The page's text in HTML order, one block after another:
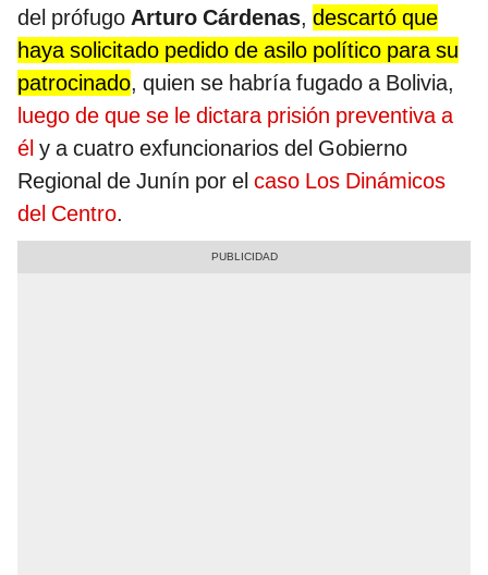
del prófugo Arturo Cárdenas, descartó que
haya solicitado pedido de asilo político para su
patrocinado, quien se habría fugado a Bolivia,
luego de que se le dictara prisión preventiva a
él y a cuatro exfuncionarios del Gobierno
Regional de Junín por el caso Los Dinámicos
del Centro.